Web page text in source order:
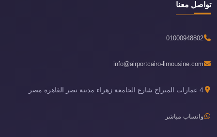
تواصل معنا
01000948802
info@airportcairo-limousine.com
4 عمارات الميراج شارع الجامعة زهراء مدينة نصر القاهرة مصر
واتساب مباشر